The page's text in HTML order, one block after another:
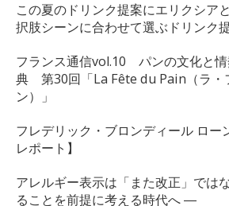
この夏のドリンク提案にエリクシア
択肢シーンに合わせて選ぶドリンク
フランス通信vol.10 パンの文化と
典 第30回「La Fête du Pain（ラ・
ン）」
フレデリック・ブロンディール ロー
レポート】
アレルギー表示は「また改正」では
ることを前提に考える時代へ ―